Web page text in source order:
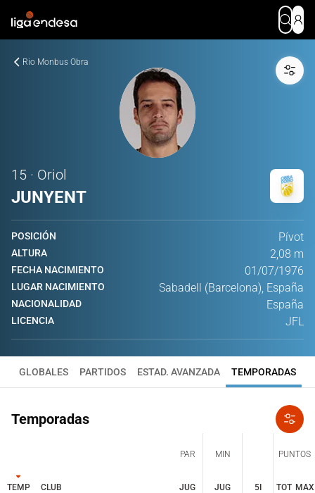
Rio Monbus Obra
15 · Oriol
JUNYENT
POSICIÓN Pívot
ALTURA 2,08 m
FECHA NACIMIENTO 01/07/1976
LUGAR NACIMIENTO Sabadell (Barcelona), España
NACIONALIDAD España
LICENCIA JFL
GLOBALES PARTIDOS ESTAD. AVANZADA TEMPORADAS
Temporadas
TEMP CLUB
PAR MIN
5I
PUNTOS
JUG JUG TOT MAX